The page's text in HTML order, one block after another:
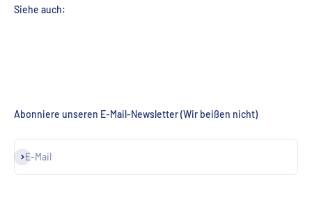
Abonniere unseren E-Mail-Newsletter (Wir beißen nicht)
E-Mail
Abonnieren